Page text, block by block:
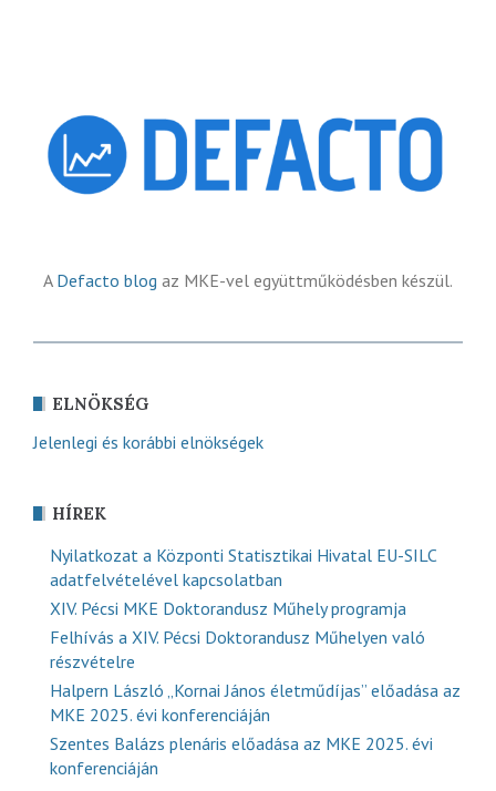
A Defacto blog az MKE-vel együttműködésben készül.
ELNÖKSÉG
Jelenlegi és korábbi elnökségek
HÍREK
Nyilatkozat a Központi Statisztikai Hivatal EU-SILC
adatfelvételével kapcsolatban
XIV. Pécsi MKE Doktorandusz Műhely programja
Felhívás a XIV. Pécsi Doktorandusz Műhelyen való
részvételre
Halpern László „Kornai János életműdíjas” előadása az
MKE 2025. évi konferenciáján
Szentes Balázs plenáris előadása az MKE 2025. évi
konferenciáján